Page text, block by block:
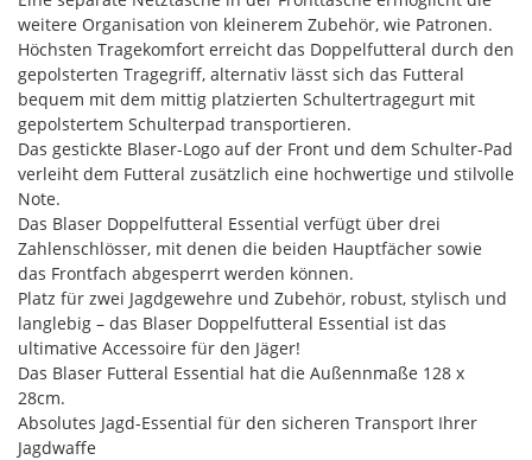
weitere Organisation von kleinerem Zubehör, wie Patronen.
Höchsten Tragekomfort erreicht das Doppelfutteral durch den
gepolsterten Tragegriff, alternativ lässt sich das Futteral
bequem mit dem mittig platzierten Schultertragegurt mit
gepolstertem Schulterpad transportieren.
Das gestickte Blaser-Logo auf der Front und dem Schulter-Pad
verleiht dem Futteral zusätzlich eine hochwertige und stilvolle
Note.
Das Blaser Doppelfutteral Essential verfügt über drei
Zahlenschlösser, mit denen die beiden Hauptfächer sowie
das Frontfach abgesperrt werden können.
Platz für zwei Jagdgewehre und Zubehör, robust, stylisch und
langlebig – das Blaser Doppelfutteral Essential ist das
ultimative Accessoire für den Jäger!
Das Blaser Futteral Essential hat die Außennmaße 128 x
28cm.
Absolutes Jagd-Essential für den sicheren Transport Ihrer
Jagdwaffe